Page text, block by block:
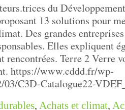
du
13 solutions pour
Des grandes
Elles expliquent
rencontrées. Terre 2 Verre
https://www.cddd.fr/wp-
03/C3D-Catalogue22-
, Achats et climat,